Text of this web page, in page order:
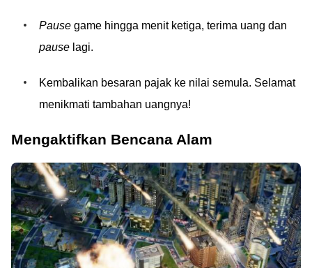
Pause game hingga menit ketiga, terima uang dan
pause lagi.
Kembalikan besaran pajak ke nilai semula. Selamat
menikmati tambahan uangnya!
Mengaktifkan Bencana Alam